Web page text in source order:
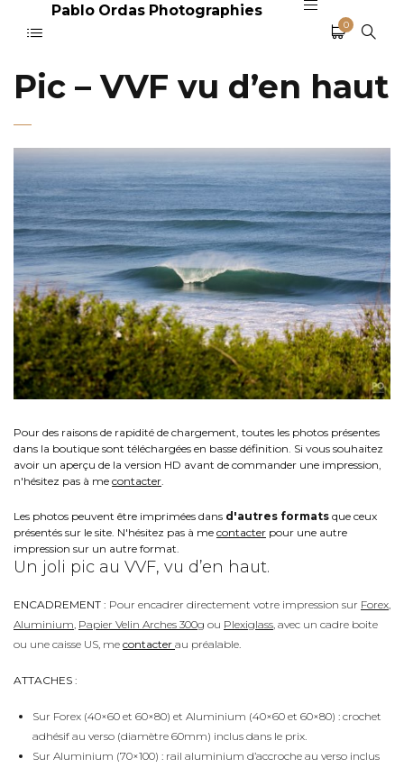
Pablo Ordas Photographies
0
Pic – VVF vu d’en haut
Pour des raisons de rapidité de chargement, toutes les photos présentes
dans la boutique sont téléchargées en basse définition. Si vous souhaitez
avoir un aperçu de la version HD avant de commander une impression,
n'hésitez pas à me contacter
Les photos peuvent être imprimées dans d'autres formats que ceux
présentés sur le site. N'hésitez pas à me contacter pour une autre
impression sur un autre format.
Un joli pic au VVF, vu d’en haut.
ENCADREMENT : Pour encadrer directement votre impression sur Forex
Aluminium Papier Velin Arches 300g ou Plexiglass , avec un cadre boite
ou une caisse US, me contacter au préalable.
ATTACHES :
Sur Forex (40×60 et 60×80) et Aluminium (40×60 et 60×80) : crochet
adhésif au verso (diamètre 60mm) inclus dans le prix.
Sur Aluminium (70×100) : rail aluminium d’accroche au verso inclus